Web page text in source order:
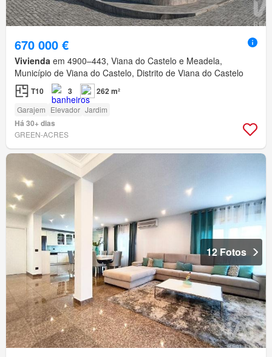
670 000 €
Vivienda em 4900–443, Viana do Castelo e Meadela,
Município de Viana do Castelo, Distrito de Viana do Castelo
T10 3 262 m²
Garajem Elevador Jardim
Há 30+ dias
GREEN-ACRES
12 Fotos